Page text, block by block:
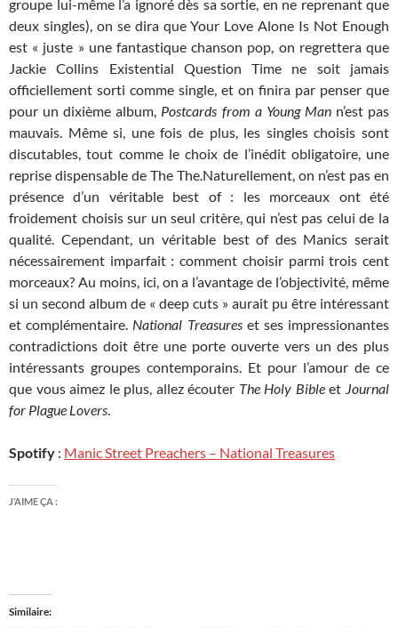
groupe lui-même l’a ignoré dès sa sortie, en ne reprenant que
deux singles), on se dira que Your Love Alone Is Not Enough
est « juste » une fantastique chanson pop, on regrettera que
Jackie Collins Existential Question Time ne soit jamais
officiellement sorti comme single, et on finira par penser que
pour un dixième album, Postcards from a Young Mann’est pas
mauvais. Même si, une fois de plus, les singles choisis sont
discutables, tout comme le choix de l’inédit obligatoire, une
reprise dispensable de The The.Naturellement, on n’est pas en
présence d’un véritable best of : les morceaux ont été
froidement choisis sur un seul critère, qui n’est pas celui de la
qualité. Cependant, un véritable best of des Manics serait
nécessairement imparfait : comment choisir parmi trois cent
morceaux? Au moins, ici, on a l’avantage de l’objectivité, même
si un second album de « deep cuts » aurait pu être intéressant
et complémentaire. National Treasures et ses impressionantes
contradictions doit être une porte ouverte vers un des plus
intéressants groupes contemporains. Et pour l’amour de ce
que vous aimez le plus, allez écouter The Holy Bibleet Journal
for Plague Lovers.
Spotify : Manic Street Preachers – National Treasures
J’AIME ÇA :
Similaire